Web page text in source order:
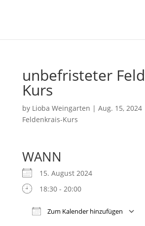
unbefristeter
Kurs
by Lioba Weingarten | Aug. 15, 2024
Feldenkrais-Kurs
WANN
15. August 2024
18:30 - 20:00
Zum Kalender hinzufügen